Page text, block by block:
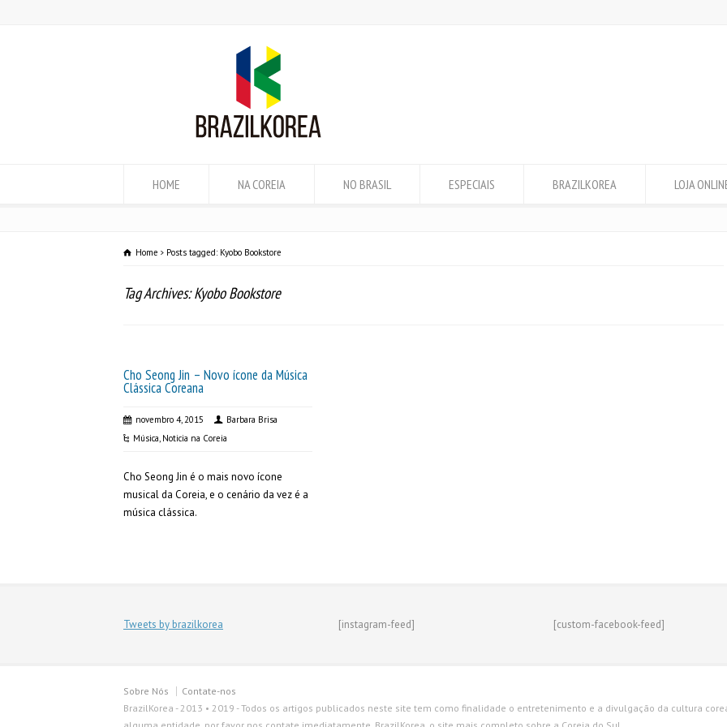
HOME NA COREIA NO BRASIL ESPECIAIS BRAZILKOREA LOJA
Home Posts tagged: Kyobo Bookstore
Tag Archives: Kyobo Bookstore
Cho Seong Jin – Novo ícone da Música
Clássica Coreana
novembro 4, 2015
Barbara Brisa
Música, Noticia na Coreia
Cho Seong Jin é o mais novo ícone
musical da Coreia, e o cenário da vez é a
música clássica.
Tweets by brazilkorea [instagram-feed] [custom-facebook-feed]
Sobre Nós
Contate-nos
BrazilKorea - 2013 • 2019 - Todos os artigos publicados neste site tem como finalidade o entretenimento e a divulgação da cultura